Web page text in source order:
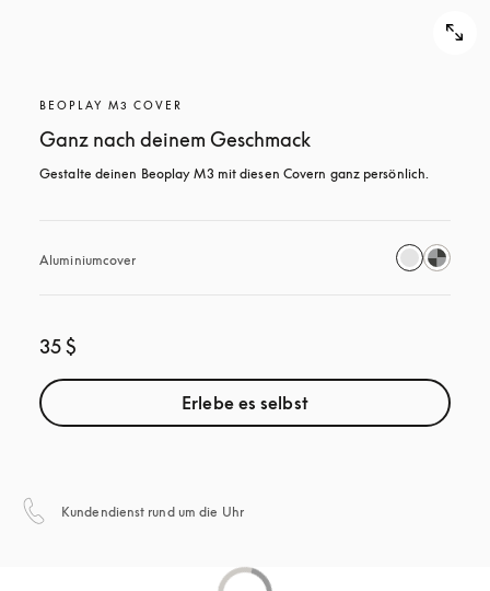
BEOPLAY M3 COVER
Ganz nach deinem Geschmack
Gestalte deinen Beoplay M3 mit diesen Covern ganz persönlich.
Aluminiumcover
35 $
Erlebe es selbst
Kundendienst rund um die Uhr